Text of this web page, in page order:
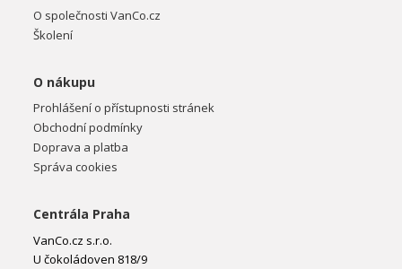
O společnosti VanCo.cz
Školení
O nákupu
Prohlášení o přístupnosti stránek
Obchodní podmínky
Doprava a platba
Správa cookies
Centrála Praha
VanCo.cz s.r.o.
U čokoládoven 818/9